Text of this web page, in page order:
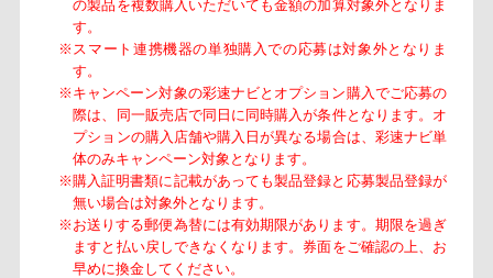
の製品を複数購入いただいても金額の加算対象外となりま
す。
※スマート連携機器の単独購入での応募は対象外となりま
す。
※キャンペーン対象の彩速ナビとオプション購入でご応募の
際は、同一販売店で同日に同時購入が条件となります。オ
プションの購入店舗や購入日が異なる場合は、彩速ナビ単
体のみキャンペーン対象となります。
※購入証明書類に記載があっても製品登録と応募製品登録が
無い場合は対象外となります。
※お送りする郵便為替には有効期限があります。期限を過ぎ
ますと払い戻しできなくなります。券面をご確認の上、お
早めに換金してください。